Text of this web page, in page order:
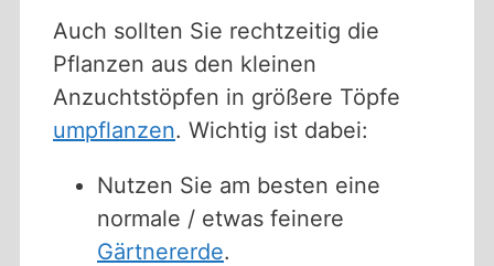
Auch sollten Sie rechtzeitig die
Pflanzen aus den kleinen
Anzuchtstöpfen in größere Töpfe
umpflanzen. Wichtig ist dabei:
Nutzen Sie am besten eine
normale / etwas feinere
Gärtnererde.